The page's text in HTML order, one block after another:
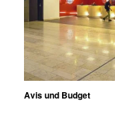
Avis und Budget